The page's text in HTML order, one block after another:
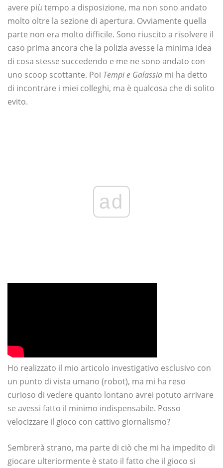
avere più tempo a disposizione, ma non sono andato
molto oltre la sezione di apertura. Ovviamente quella
parte non era molto difficile. Sono riuscito a risolvere il
caso prima ancora che la polizia avesse la minima idea
di cosa stesse succedendo e me ne sono andato con
uno scoop scottante. Poi Tempi e Galassia mi ha detto
di incontrare i miei colleghi, ma è qualcosa che di solito
evito.
ad
Ho realizzato il mio articolo investigativo esclusivo con
un punto di vista umano (robot), ma mi ha reso
curioso di vedere quanto lontano avrei potuto arrivare
se avessi fatto il minimo indispensabile. Posso
velocizzare il gioco con cattivo giornalismo?
Sembrerà strano, ma parte di ciò che mi ha impedito di
giocare ulteriormente è stato il fatto che il gioco si